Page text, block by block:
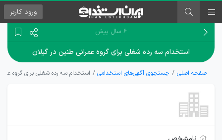
ورود کاربر
۶ سال پیش
استخدام سه رده شغلی برای گروه عمرانی طنین در گیلان
صفحه اصلی جستجوی آگهی‌های استخدامی استخدام سه رده شغلی برای گروه